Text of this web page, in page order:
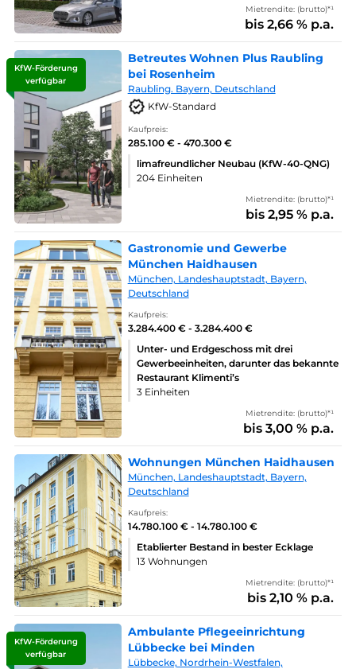
Mietrendite: (brutto)*¹
bis 2,66 % p.a.
KfW-Förderung
verfügbar
Betreutes Wohnen Plus Raubling
bei Rosenheim
Raubling. Bayern, Deutschland
KfW-Standard
Kaufpreis:
285.100 € - 470.300 €
limafreundlicher Neubau (KfW-40-QNG)
204 Einheiten
Mietrendite: (brutto)*¹
bis 2,95 % p.a.
Gastronomie und Gewerbe
München Haidhausen
München, Landeshauptstadt, Bayern,
Deutschland
Kaufpreis:
3.284.400 € - 3.284.400 €
Unter- und Erdgeschoss mit drei
Gewerbeeinheiten, darunter das bekannte
Restaurant Klimenti’s
3 Einheiten
Mietrendite: (brutto)*¹
bis 3,00 % p.a.
Wohnungen München Haidhausen
München, Landeshauptstadt, Bayern,
Deutschland
Kaufpreis:
14.780.100 € - 14.780.100 €
Etablierter Bestand in bester Ecklage
13 Wohnungen
Mietrendite: (brutto)*¹
bis 2,10 % p.a.
KfW-Förderung
verfügbar
Ambulante Pflegeeinrichtung
Lübbecke bei Minden
Lübbecke, Nordrhein-Westfalen,